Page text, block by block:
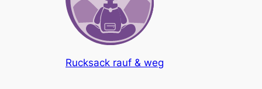
Rucksack rauf & weg